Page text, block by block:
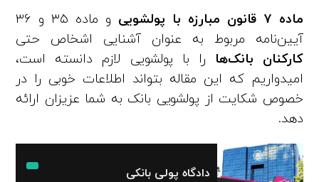
ماده ۷ قانون مبارزه با پولشویی
و ماده ۳۵ و ۳۶
آیین‌نامه مربوط به عنوان آشنایی اشخاص حتی
کارکنان بانک‌ها را با پولشویی لازم دانسته است،
امیدواریم که این مقاله بتواند اطلاعات خوبی را در
خصوص شکایت از پولشویی بانک به شما عزیزان ارائه
دهد.
دادگاه پولی بانکی